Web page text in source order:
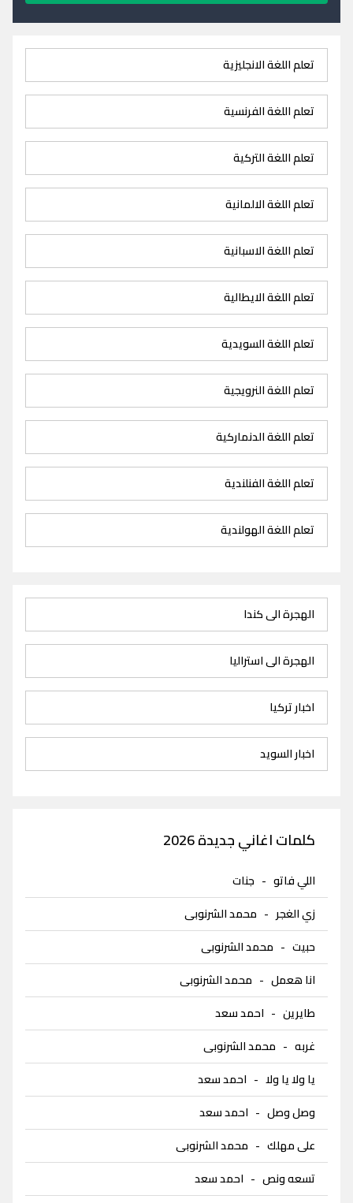
تعلم اللغة الانجليزية
تعلم اللغة الفرنسية
تعلم اللغة التركية
تعلم اللغة الالمانية
تعلم اللغة الاسبانية
تعلم اللغة الايطالية
تعلم اللغة السويدية
تعلم اللغة النرويجية
تعلم اللغة الدنماركية
تعلم اللغة الفنلندية
تعلم اللغة الهولندية
الهجرة الى كندا
الهجرة الى استراليا
اخبار تركيا
اخبار السويد
كلمات اغاني جديدة 2026
اللي فاتو - جنات
زي الغجر - محمد الشرنوبى
حبيت - محمد الشرنوبى
انا هعمل - محمد الشرنوبى
طايرين - احمد سعد
غربه - محمد الشرنوبى
يا ولا يا ولا - احمد سعد
وصل وصل - احمد سعد
على مهلك - محمد الشرنوبى
تسعه ونص - احمد سعد